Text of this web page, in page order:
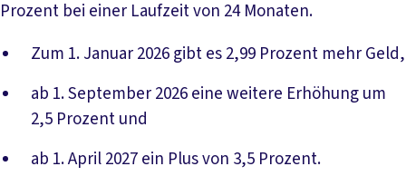
Prozent bei einer Laufzeit von 24 Monaten.
Zum 1. Januar 2026 gibt es 2,99 Prozent mehr Geld,
ab 1. September 2026 eine weitere Erhöhung um
2,5 Prozent und
ab 1. April 2027 ein Plus von 3,5 Prozent.